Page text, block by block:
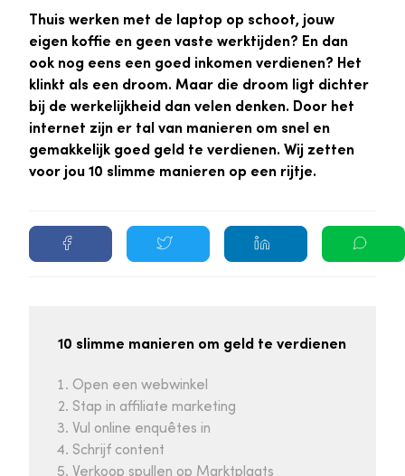
Thuis werken met de laptop op schoot, jouw
eigen koffie en geen vaste werktijden? En dan
ook nog eens een goed inkomen verdienen? Het
klinkt als een droom. Maar die droom ligt dichter
bij de werkelijkheid dan velen denken. Door het
internet zijn er tal van manieren om snel en
gemakkelijk goed geld te verdienen. Wij zetten
voor jou 10 slimme manieren op een rijtje.
10 slimme manieren om geld te verdienen
Open een webwinkel
Stap in affiliate marketing
Vul online enquêtes in
Schrijf content
Verkoop spullen op Marktplaats